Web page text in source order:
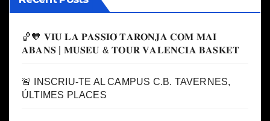
🏀🧡 𝐕𝐈𝐔 𝐋𝐀 𝐏𝐀𝐒𝐒𝐈𝐎́ 𝐓𝐀𝐑𝐎𝐍𝐉𝐀 𝐂𝐎𝐌 𝐌𝐀𝐈
𝐀𝐁𝐀𝐍𝐒 | 𝐌𝐔𝐒𝐄𝐔 & 𝐓𝐎𝐔𝐑 𝐕𝐀𝐋𝐄𝐍𝐂𝐈𝐀 𝐁𝐀𝐒𝐊𝐄𝐓
🚨 INSCRIU-TE AL CAMPUS C.B. TAVERNES,
ÚLTIMES PLACES